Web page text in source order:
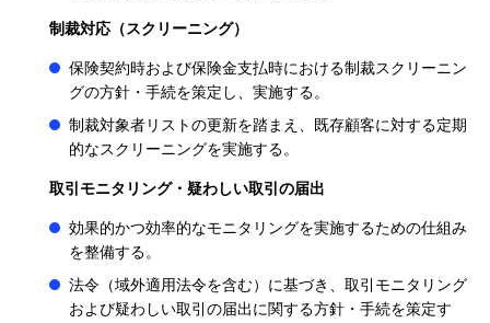
制裁対応（スクリーニング）
保険契約時および保険金支払時における制裁スクリーニン
グの方針・手続を策定し、実施する。
制裁対象者リストの更新を踏まえ、既存顧客に対する定期
的なスクリーニングを実施する。
取引モニタリング・疑わしい取引の届出
効果的かつ効率的なモニタリングを実施するための仕組み
を整備する。
法令（域外適用法令を含む）に基づき、取引モニタリング
および疑わしい取引の届出に関する方針・手続を策定す